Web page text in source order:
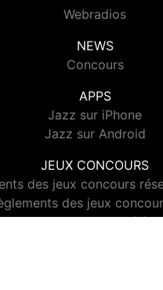
Webradios
NEWS
Concours
APPS
Jazz sur iPhone
Jazz sur Android
JEUX CONCOURS
des jeux concours
des jeux
des jeux concours